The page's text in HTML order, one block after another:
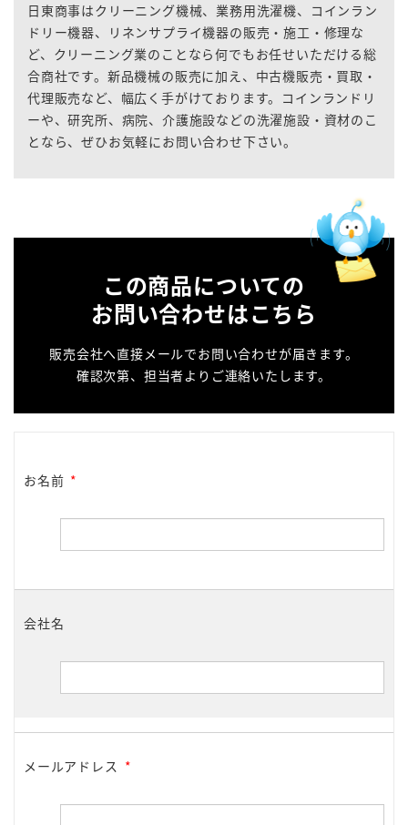
日東商事はクリーニング機械、業務用洗濯機、コインラン
ドリー機器、リネンサプライ機器の販売・施工・修理な
ど、クリーニング業のことなら何でもお任せいただける総
合商社です。新品機械の販売に加え、中古機販売・買取・
代理販売など、幅広く手がけております。コインランドリ
ーや、研究所、病院、介護施設などの洗濯施設・資材のこ
となら、ぜひお気軽にお問い合わせ下さい。
この商品についての
お問い合わせはこちら
販売会社へ直接メールでお問い合わせが届きます。
確認次第、担当者よりご連絡いたします。
お名前 *
会社名
メールアドレス *